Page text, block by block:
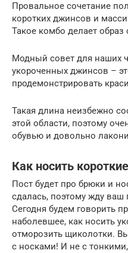
Провальное сочетание
коротких джинсов и
Такое комбо делает
Модный совет для наших
укороченных джинсов –
продемонстрировать
Такая длина неизбежно
этой области, поэтому
обувью и довольно
Как носить
Пост будет про брюки и
сдалась, поэтому жду ваш
Сегодня будем говорить
наболевшее, как носить
отморозить щиколотки.
с носками! И не с